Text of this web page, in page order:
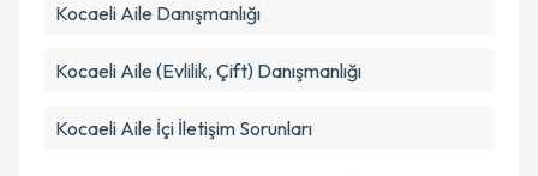
Kocaeli Aile Danışmanlığı
Kocaeli Aile (Evlilik, Çift) Danışmanlığı
Kocaeli Aile İçi İletişim Sorunları